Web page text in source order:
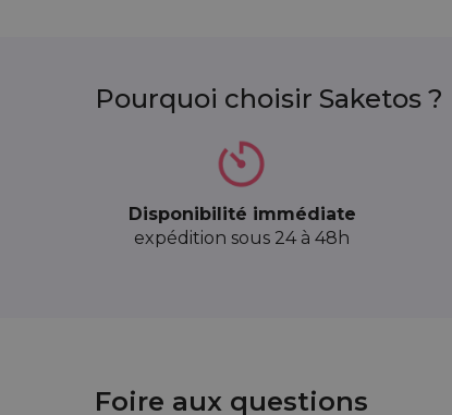
Pourquoi choisir Saketos ?
Disponibilité immédiate
expédition sous 24 à 48h
1 pièce Sac en lin imité
Foire aux questions